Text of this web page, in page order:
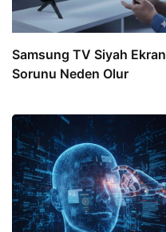
Samsung TV Siyah Ekran
Sorunu Neden Olur